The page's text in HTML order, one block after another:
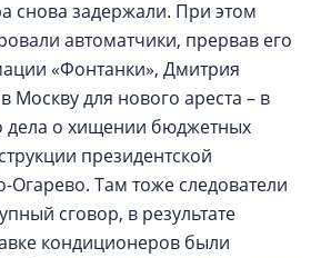
снова задержали. При этом
автоматчики, прервав его
«Фонтанки», Дмитрия
Москву для нового ареста – в
дела о хищении бюджетных
президентской
Огарево. Там тоже следователи
сговор, в результате
кондиционеров были